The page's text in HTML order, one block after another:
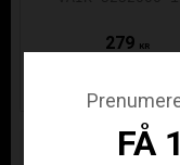
279 KR
FÅ